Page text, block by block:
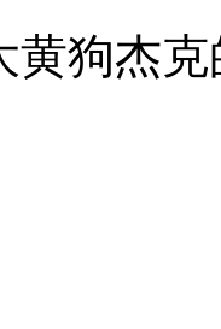
黄狗杰克